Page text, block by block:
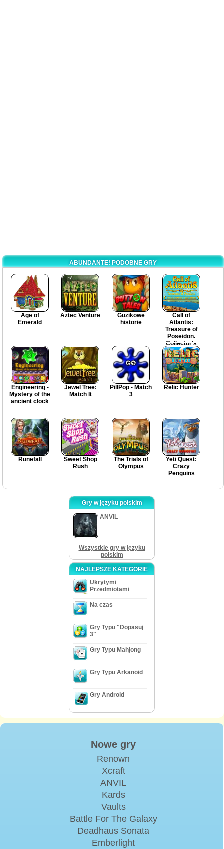
ABUNDANTE! PODOBNE GRY
Age of
Emerald
Aztec Venture
Guzikowe
historie
Call of
Atlantis:
Treasure of
Poseidon.
Collector's
Edition
Engineering -
Mystery of the
ancient clock
Jewel Tree:
Match It
PillPop - Match
3
Relic Hunter
Runefall
Sweet Shop
Rush
The Trials of
Olympus
Yeti Quest:
Crazy
Penguins
Gry w języku polskim
ANVIL
Wszystkie gry w języku
polskim
NAJLEPSZE KATEGORIE
Ukrytymi
Przedmiotami
Na czas
Gry Typu "Dopasuj
3"
Gry Typu Mahjong
Gry Typu Arkanoid
Gry Android
Nowe gry
Renown
Xcraft
ANVIL
Kards
Vaults
Battle For The Galaxy
Deadhaus Sonata
Emberlight